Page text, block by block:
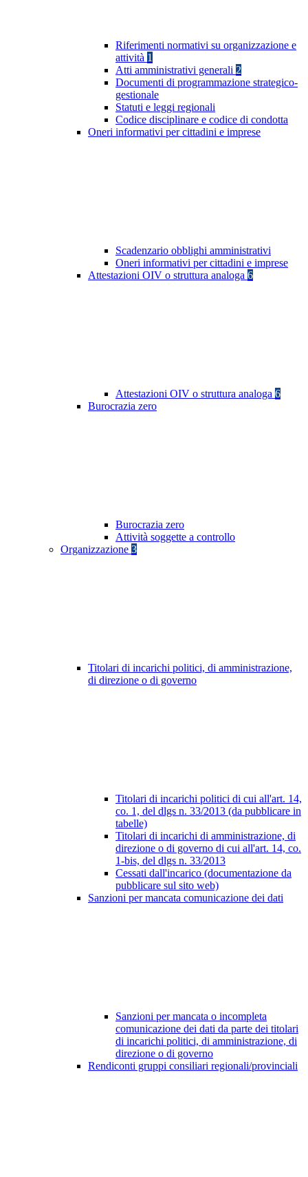
Riferimenti normativi su organizzazione e
attività 1
Atti amministrativi generali 2
Documenti di programmazione strategico-
gestionale
Statuti e leggi regionali
Codice disciplinare e codice di condotta
Oneri informativi per cittadini e imprese
Scadenzario obblighi amministrativi
Oneri informativi per cittadini e imprese
Attestazioni OIV o struttura analoga 6
Attestazioni OIV o struttura analoga 6
Burocrazia zero
Burocrazia zero
Attività soggette a controllo
Organizzazione 3
Titolari di incarichi politici, di amministrazione,
di direzione o di governo
Titolari di incarichi politici di cui all'art. 14,
co. 1, del dlgs n. 33/2013 (da pubblicare in
tabelle)
Titolari di incarichi di amministrazione, di
direzione o di governo di cui all'art. 14, co.
1-bis, del dlgs n. 33/2013
Cessati dall'incarico (documentazione da
pubblicare sul sito web)
Sanzioni per mancata comunicazione dei dati
Sanzioni per mancata o incompleta
comunicazione dei dati da parte dei titolari
di incarichi politici, di amministrazione, di
direzione o di governo
Rendiconti gruppi consiliari regionali/provinciali